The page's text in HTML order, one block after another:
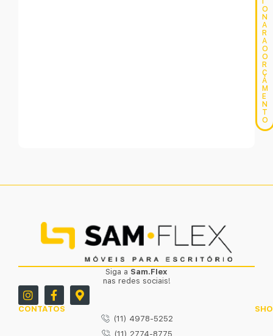
O
N
A
R
A
O
O
R
Ç
A
M
E
N
T
O
Siga a Sam.Flex
nas redes sociais!
CONTATOS
(11) 4978-5252
(11) 2774-8775